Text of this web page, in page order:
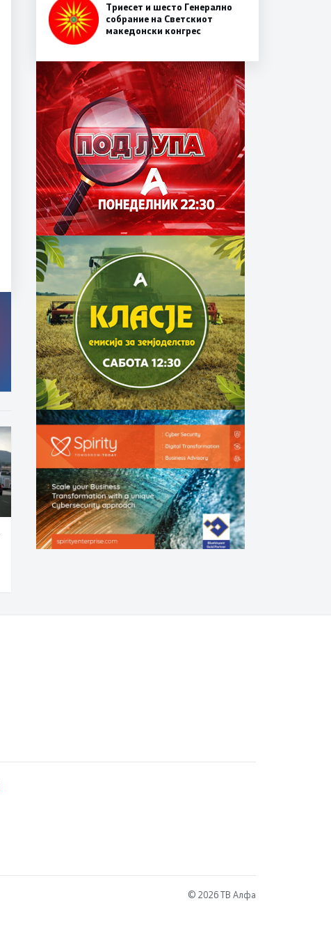
Триесет и шесто Генерално
собрание на Светскиот
македонски конгрес
© 2026 ТВ Алфа